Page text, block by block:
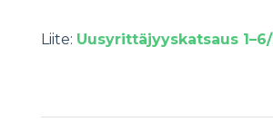
Liite: Uusyrittäjyyskatsaus